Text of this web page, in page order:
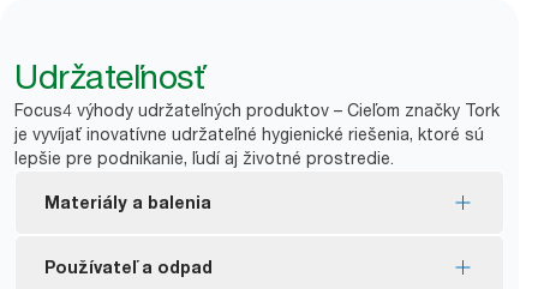
Udržateľnosť
Focus4 výhody udržateľných produktov – Cieľom značky Tork
je vyvíjať inovatívne udržateľné hygienické riešenia, ktoré sú
lepšie pre podnikanie, ľudí aj životné prostredie.
Materiály a balenia
Označenie FSC® – vyrobené z vláken zo
Používateľ a odpad